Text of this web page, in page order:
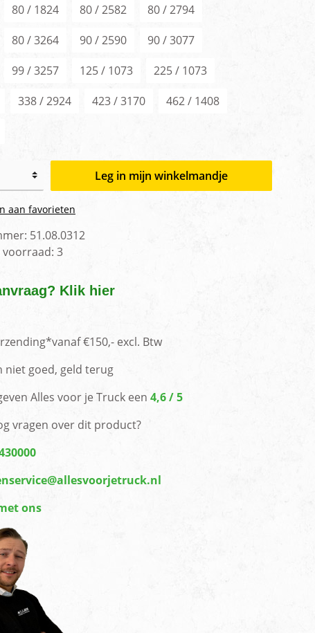
80 / 1824 80 / 2582
80 / 2794
80 / 3264 90 / 2590
90 / 3077
99 / 3257 125 / 1073
225 / 1073
338 / 2924 423 / 3170
462 / 1408
Leg in mijn winkelmandje
aan favorieten
51.08.0312
voorraad: 3
Klik hier
€150,- excl. Btw
niet goed, geld terug
Alles voor je Truck een 4,6 / 5
vragen over dit product?
ons